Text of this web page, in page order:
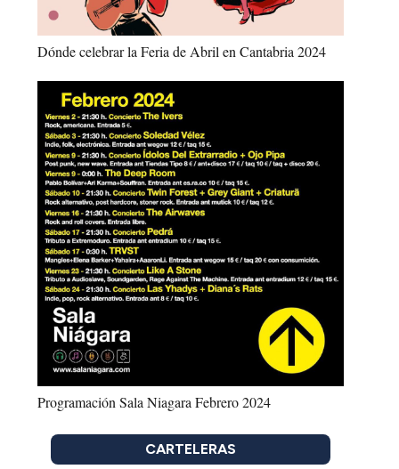
Dónde celebrar la Feria de Abril en Cantabria 2024
Programación Sala Niagara Febrero 2024
CARTELERAS